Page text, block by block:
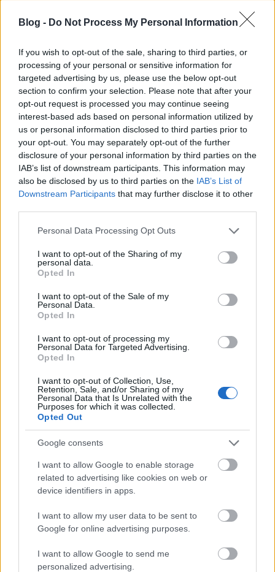
Blog - Do Not Process My Personal Information
If you wish to opt-out of the sale, sharing to third parties, or
processing of your personal or sensitive information for
targeted advertising by us, please use the below opt-out
section to confirm your selection. Please note that after your
opt-out request is processed you may continue seeing
interest-based ads based on personal information utilized by
us or personal information disclosed to third parties prior to
your opt-out. You may separately opt-out of the further
disclosure of your personal information by third parties on the
IAB’s list of downstream participants. This information may
also be disclosed by us to third parties on the IAB’s List of
Downstream Participants that may further disclose it to other
Please note that this website/app uses one or more Google
not limited to your visit or usage behaviour. You may click to
grant or deny consent to Google and its third-party tags to
use your data for below specified purposes in below Google
consent section.
Personal Data Processing Opt Outs
I want to opt-out of the Sharing of my
personal data.
Opted In
I want to opt-out of the Sale of my
Personal Data.
Opted In
I want to opt-out of processing my
Personal Data for Targeted Advertising.
Opted In
I want to opt-out of Collection, Use,
Retention, Sale, and/or Sharing of my
Personal Data that Is Unrelated with the
Purposes for which it was collected.
Opted Out
Google consents
I want to allow Google to enable storage
related to advertising like cookies on web or
device identifiers in apps.
I want to allow my user data to be sent to
Google for online advertising purposes.
I want to allow Google to send me
personalized advertising.
producer,Hyde,Martin SzépeésColoboma. A cél a
önkifejezés jegyében, és hogy ez mit jelent, azt most
egy dupla EP mutatja meg. AzAMoldal a
"kísérletezésre, textúrákra, hangulatokra" fókuszál.
Hyde száma downtempós;GézuWTF-je sűrűn
rétegzett, breakbeates, de időnként elborítja a
sötétség; Coloboma töredezettebb, széttartóbb
számot adott ide. APM oldalon a három alapító a
táncparkettet célozza, de a house-os ritmusokra itt is
rengeteg trükk, fura hang, apró meglepetés kerül rá.
Kelet RecordsInstagram,Soundcloud